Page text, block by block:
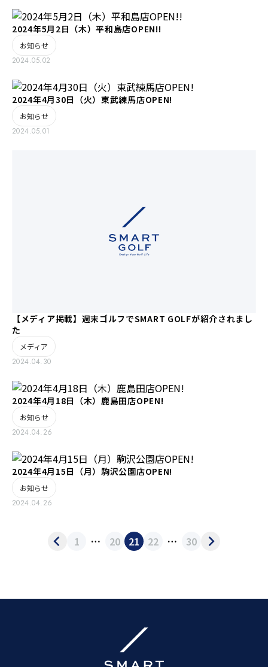
2024年5月2日（木）平和島店OPEN!!
お知らせ
2024.05.02
2024年4月30日（火）東武練馬店OPEN!
お知らせ
2024.05.01
【メディア掲載】週末ゴルフでSMART GOLFが紹介されまし
た
メディア
2024.04.30
2024年4月18日（木）鹿島田店OPEN!
お知らせ
2024.04.26
2024年4月15日（月）駒沢公園店OPEN!
お知らせ
2024.04.26
1 … 20 21 22 … 30